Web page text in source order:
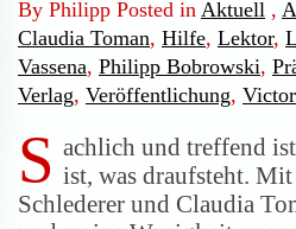
By Philipp Posted in Aktuell ,
Claudia Toman, Hilfe, Lektor,
Vassena, Philipp Bobrowski,
Verlag, Veröffentlichung,
S achlich und treffend
ist, was draufsteht.
Schlederer und Claudia